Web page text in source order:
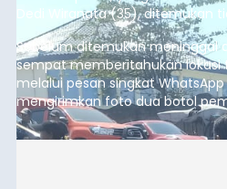
Dedi Wiranata (35), ditemukan
pesisir Pantai Purnama, Sukawati.
Sebelum ditemukan meninggal
sempat memberitahukan lokasi
melalui pesan singkat
mengirimkan foto dua botol
istrinya.